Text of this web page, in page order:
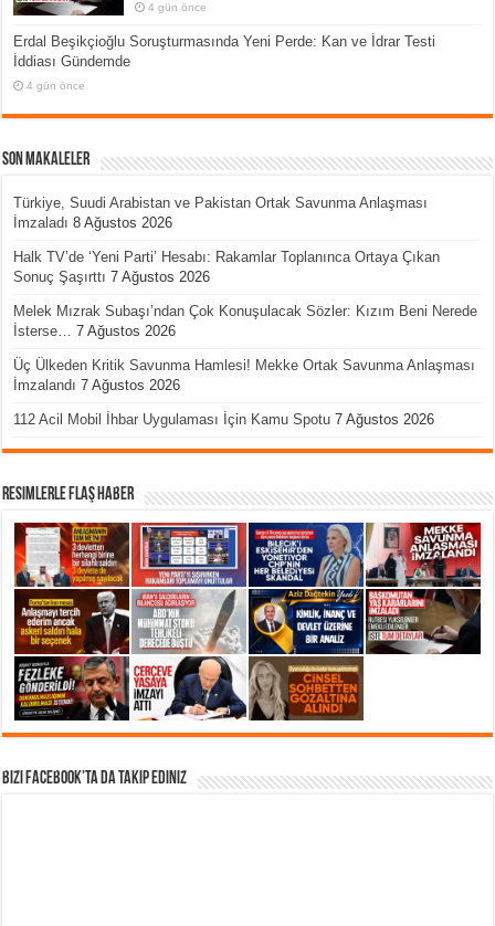
4 gün önce
Erdal Beşikçioğlu Soruşturmasında Yeni Perde: Kan ve İdrar Testi
İddiası Gündemde
4 gün önce
Son Makaleler
Türkiye, Suudi Arabistan ve Pakistan Ortak Savunma Anlaşması
İmzaladı 8 Ağustos 2026
Halk TV’de ‘Yeni Parti’ Hesabı: Rakamlar Toplanınca Ortaya Çıkan
Sonuç Şaşırttı 7 Ağustos 2026
Melek Mızrak Subaşı’ndan Çok Konuşulacak Sözler: Kızım Beni Nerede
İsterse… 7 Ağustos 2026
Üç Ülkeden Kritik Savunma Hamlesi! Mekke Ortak Savunma Anlaşması
İmzalandı 7 Ağustos 2026
112 Acil Mobil İhbar Uygulaması İçin Kamu Spotu 7 Ağustos 2026
Resimlerle Flaş Haber
Bizi Facebook’ta da takip Ediniz